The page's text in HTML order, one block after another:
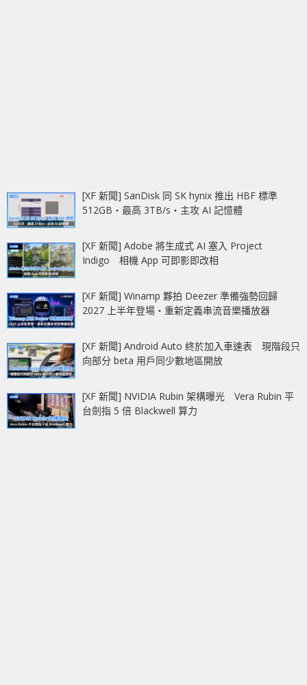
[XF 新聞] SanDisk 同 SK hynix 推出 HBF 標準
512GB‧最高 3TB/s‧主攻 AI 記憶體
[XF 新聞] Adobe 將生成式 AI 塞入 Project
Indigo 相機 App 可即影即改相
[XF 新聞] Winamp 夥拍 Deezer 準備強勢回歸
2027 上半年登場‧重新定義串流音樂播放器
[XF 新聞] Android Auto 終於加入車速表 現階段只
向部分 beta 用戶同少數地區開放
[XF 新聞] NVIDIA Rubin 架構曝光 Vera Rubin 平
台劍指 5 倍 Blackwell 算力